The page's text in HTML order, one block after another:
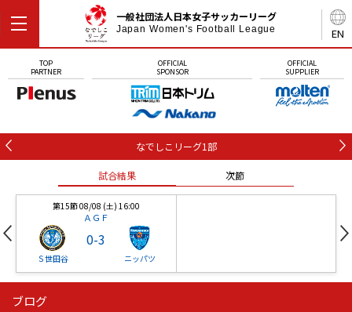
EN
一般社団法人日本女子サッカーリーグ
Japan Women's Football League
TOP
PARTNER
OFFICIAL
SPONSOR
OFFICIAL
SUPPLIER
なでしこリーグ1部
試合結果 次節
第15節 08/08 (土) 16:00
ＡＧＦ
Ｓ世田谷
0-3
ニッパツ
ブログ